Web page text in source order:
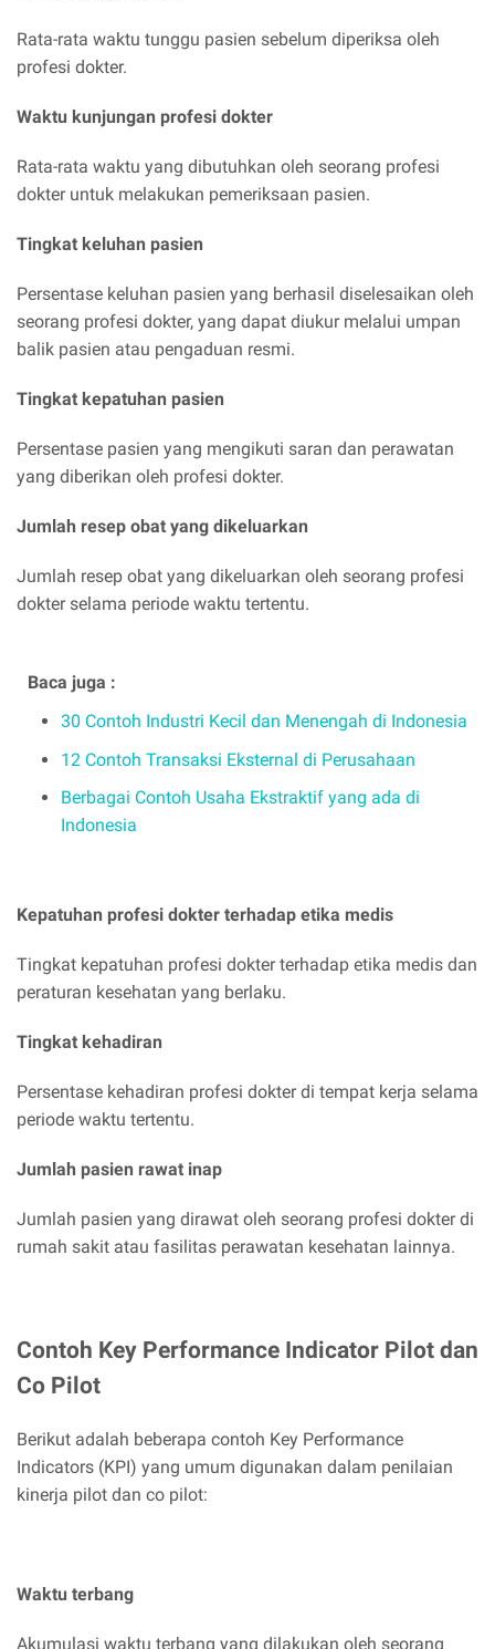
Rata-rata waktu tunggu pasien sebelum diperiksa oleh
profesi dokter.
Waktu kunjungan profesi dokter
Rata-rata waktu yang dibutuhkan oleh seorang profesi
dokter untuk melakukan pemeriksaan pasien.
Tingkat keluhan pasien
Persentase keluhan pasien yang berhasil diselesaikan oleh
seorang profesi dokter, yang dapat diukur melalui umpan
balik pasien atau pengaduan resmi.
Tingkat kepatuhan pasien
Persentase pasien yang mengikuti saran dan perawatan
yang diberikan oleh profesi dokter.
Jumlah resep obat yang dikeluarkan
Jumlah resep obat yang dikeluarkan oleh seorang profesi
dokter selama periode waktu tertentu.
Baca juga :
30 Contoh Industri Kecil dan Menengah di Indonesia
12 Contoh Transaksi Eksternal di Perusahaan
Berbagai Contoh Usaha Ekstraktif yang ada di
Indonesia
Kepatuhan profesi dokter terhadap etika medis
Tingkat kepatuhan profesi dokter terhadap etika medis dan
peraturan kesehatan yang berlaku.
Tingkat kehadiran
Persentase kehadiran profesi dokter di tempat kerja selama
periode waktu tertentu.
Jumlah pasien rawat inap
Jumlah pasien yang dirawat oleh seorang profesi dokter di
rumah sakit atau fasilitas perawatan kesehatan lainnya.
Contoh Key Performance Indicator Pilot dan
Co Pilot
Berikut adalah beberapa contoh Key Performance
Indicators (KPI) yang umum digunakan dalam penilaian
kinerja pilot dan co pilot:
Waktu terbang
Akumulasi waktu terbang yang dilakukan oleh seorang